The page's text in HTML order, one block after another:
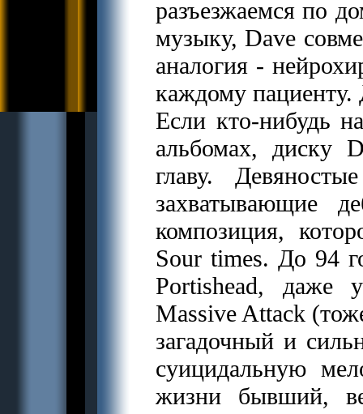
разъезжаемся по
музыку, Dave
аналогия -
каждому
Если кто-нибудь
альбомах, диску
главу.
захватывающие
композиция,
Sour times. До 94
Portishead, даже
Massive Attack
загадочный и
суицидальную
жизни бывший,